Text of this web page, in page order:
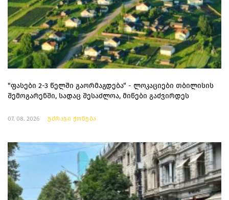
"ფასები 2-3 წელში გაორმაგდება“ - ლოკაციები თბილისის
შემოგარენში, სადაც შესაძლოა, მიწები გაძვირდეს
07. 08. 2026 უძრავი ქონება